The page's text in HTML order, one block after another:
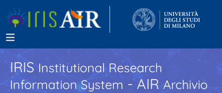
IRISInstitutional Research
Information System - AIR Archivio